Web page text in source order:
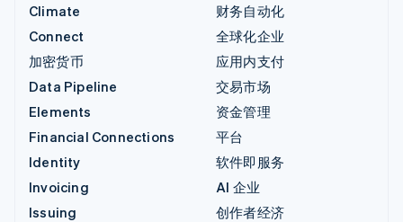
Climate
Connect
加密货币
Data Pipeline
Elements
Financial Connections
Identity
Invoicing
Issuing
财务自动化
全球化企业
应用内支付
交易市场
资金管理
平台
软件即服务
AI 企业
创作者经济